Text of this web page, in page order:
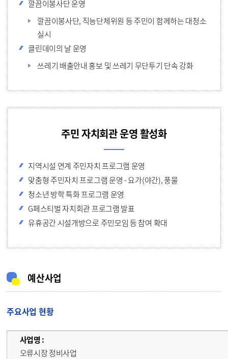
깔끔이봉사단 운영
깔끔이봉사단, 직능단체위원 등 주민이 함께하는 대청소
실시
클린데이의 날 운영
쓰레기 배출안내 홍보 및 쓰레기 무단투기 단속 강화
주민 자치회관운영 활성화
지역시설 연계 주민자치 프로그램 운영
맞춤형 주민자치 프로그램 운영 - 요가(야간), 풍물
청소년 방학 특화 프로그램 운영
G페스티벌 자치회관 프로그램 발표
유휴공간 시설개방으로 주민모임 등 참여 확대
예산사업
주요사업 현황
오류시장 정비사업